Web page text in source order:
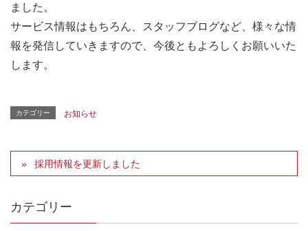
ました。
サービス情報はもちろん、スタッフブログなど、様々な情
報を発信していきますので、今後ともよろしくお願いいた
します。
カテゴリー お知らせ
採用情報を更新しました
カテゴリー